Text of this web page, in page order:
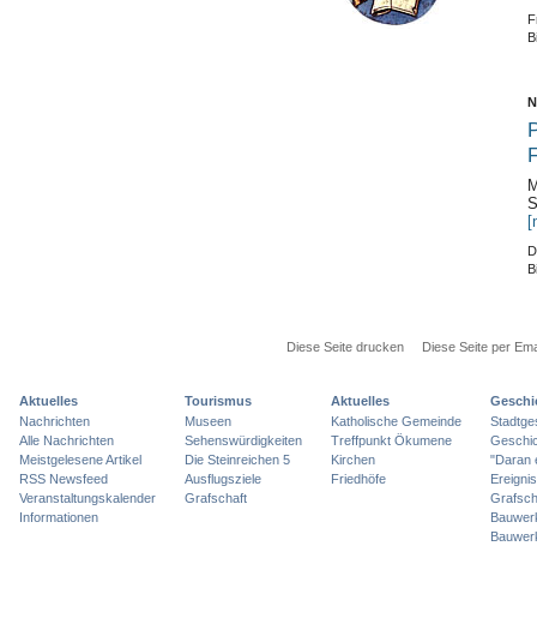
Diese Seite drucken Diese Seite per
Aktuelles
Nachrichten
Alle Nachrichten
Meistgelesene Artikel
RSS Newsfeed
Veranstaltungskalender
Informationen
Tourismus
Museen
Sehenswürdigkeiten
Die Steinreichen 5
Ausflugsziele
Grafschaft
Aktuelles
Katholische Gemeinde
Treffpunkt Ökumene
Kirchen
Friedhöfe
"Daran